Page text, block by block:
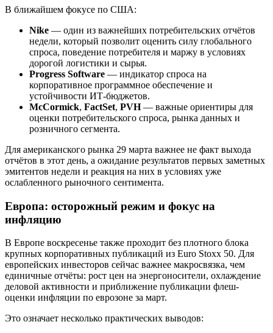
В ближайшем фокусе по США:
Nike — один из важнейших потребительских отчётов
недели, который позволит оценить силу глобального
спроса, поведение потребителя и маржу в условиях
дорогой логистики и сырья.
Progress Software — индикатор спроса на
корпоративное программное обеспечение и
устойчивости ИТ-бюджетов.
McCormick, FactSet, PVH— важные ориентиры для
оценки потребительского спроса, рынка данных и
розничного сегмента.
Для американского рынка 29 марта важнее не факт выхода
отчётов в этот день, а ожидание результатов первых заметных
эмитентов недели и реакция на них в условиях уже
ослабленного рыночного сентимента.
Европа: осторожный режим и фокус на
инфляцию
В Европе воскресенье также проходит без плотного блока
крупных корпоративных публикаций из Euro Stoxx 50. Для
европейских инвесторов сейчас важнее макросвязка, чем
единичные отчёты: рост цен на энергоносители, охлаждение
деловой активности и приближение публикации флеш-
оценки инфляции по еврозоне за март.
Это означает несколько практических выводов: